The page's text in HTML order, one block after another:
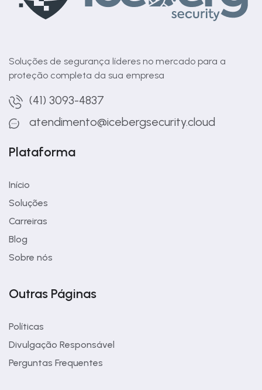
Soluções de segurança líderes no mercado para a
proteção completa da sua empresa
(41) 3093-4837
atendimento@icebergsecurity.cloud
Plataforma
Início
Soluções
Carreiras
Blog
Sobre nós
Outras Páginas
Políticas
Divulgação Responsável
Perguntas Frequentes